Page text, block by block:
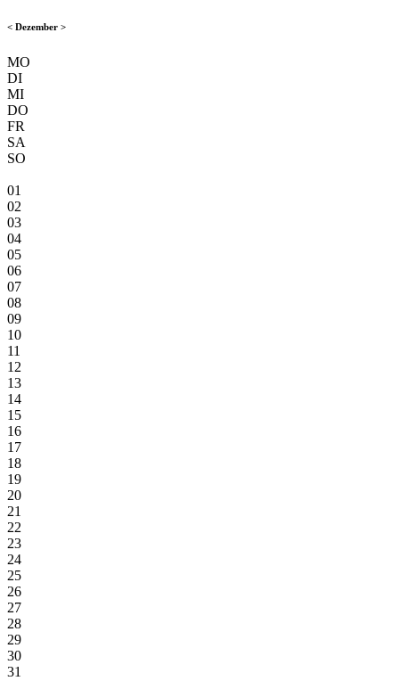
< Dezember >
MO
DI
MI
DO
FR
SA
SO
01
02
03
04
05
06
07
08
09
10
11
12
13
14
15
16
17
18
19
20
21
22
23
24
25
26
27
28
29
30
31